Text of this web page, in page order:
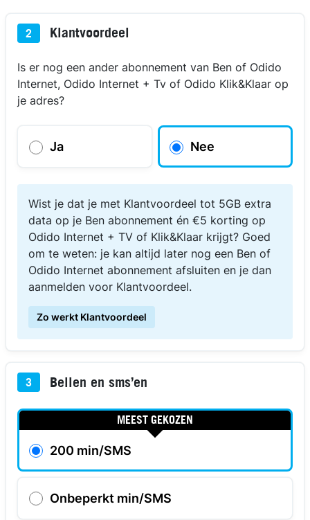
2 Klantvoordeel
Is er nog een ander abonnement van Ben of Odido
Internet, Odido Internet + Tv of Odido Klik&Klaar op
je adres?
Ja Nee
Wist je dat je met Klantvoordeel tot 5GB extra
data op je Ben abonnement én €5 korting op
Odido Internet + TV of Klik&Klaar krijgt? Goed
om te weten: je kan altijd later nog een Ben of
Odido Internet abonnement afsluiten en je dan
aanmelden voor Klantvoordeel.
Zo werkt Klantvoordeel
3 Bellen en sms’en
MEEST GEKOZEN
200 min/SMS
Onbeperkt min/SMS